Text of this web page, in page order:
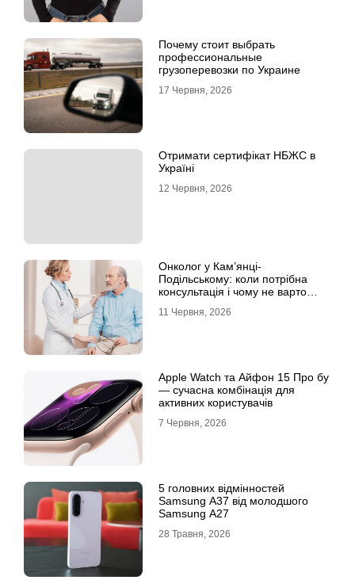
Почему стоит выбрать
профессиональные
грузоперевозки по Украине
17 Червня, 2026
Отримати сертифікат НБЖС в
Україні
12 Червня, 2026
Онколог у Кам’янці-
Подільському: коли потрібна
консультація і чому не варто
11 Червня, 2026
Apple Watch та Айфон 15 Про бу
— сучасна комбінація для
активних користувачів
7 Червня, 2026
5 головних відмінностей
Samsung A37 від молодшого
Samsung A27
28 Травня, 2026